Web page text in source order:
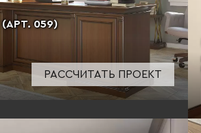
059)
РАССЧИТАТЬ ПРОЕКТ